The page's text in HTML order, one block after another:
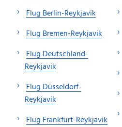
Flug Berlin-Reykjavik
Flug Bremen-Reykjavik
Flug Deutschland-
Reykjavik
Flug Düsseldorf-
Reykjavik
Flug Frankfurt-Reykjavik